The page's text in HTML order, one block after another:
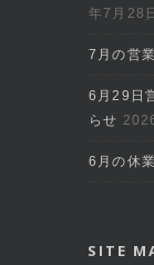
年7月28日
7月の営
6月29日
らせ
6月の休
SITE